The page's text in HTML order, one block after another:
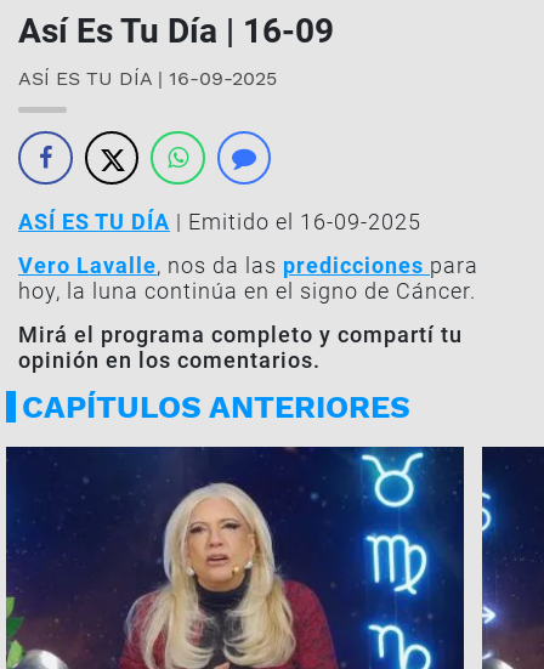
Así Es Tu Día | 16-09
ASÍ ES TU DÍA | 16-09-2025
ASÍ ES TU DÍA | Emitido el 16-09-2025
Vero Lavalle, nos da las predicciones para
hoy, la luna continúa en el signo de Cáncer.
Mirá el programa completo y compartí tu
opinión en los comentarios.
CAPÍTULOS ANTERIORES